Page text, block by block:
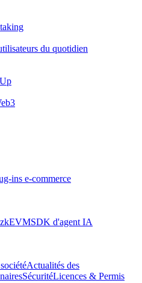
du quotidien
ins e-commerce
SDK d'agent IA
Actualités des
SécuritéLicences & Permis